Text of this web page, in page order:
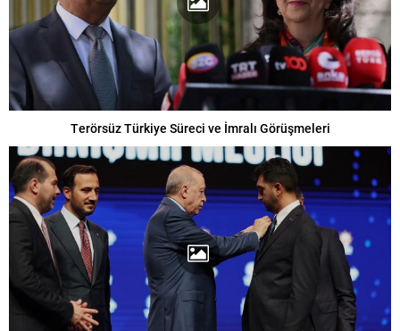
Terörsüz Türkiye Süreci ve İmralı Görüşmeleri